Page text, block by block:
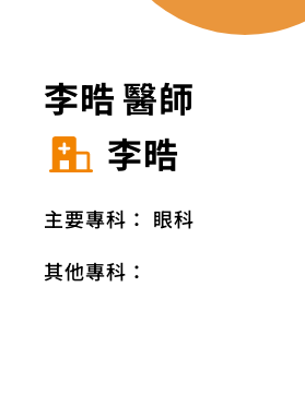
李晧 醫師
李晧
主要專科： 眼科
其他專科：